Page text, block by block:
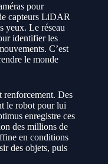
pour
capteurs LiDAR
yeux. Le réseau
identifier les
C’est
le monde
renforcement. Des
le robot pour lui
enregistre ces
des millions de
en conditions
des objets, puis